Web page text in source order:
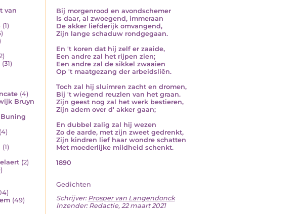
van
(1)
(31)
(4)
Bruyn
Buning
(4)
(1)
(2)
(49)
Bij morgenrood en avondschemer
Is daar, al zwoegend, immeraan
De akker liefderijk omvangend,
Zijn lange schaduw rondgegaan.
En 't koren dat hij zelf er zaaide,
Een andre zal het rijpen zien;
Een andre zal de sikkel zwaaien
Op 't maatgezang der arbeidsliên.
Toch zal hij sluímren zacht en dromen,
Bij 't wiegend reuzlen van het graan.
Zijn geest nog zal het werk bestieren,
Zijn adem over d' akker gaan;
En dubbel zalig zal hij wezen
Zo de aarde, met zijn zweet gedrenkt,
Zijn kindren lief haar wondre schatten
Met moederlijke mildheid schenkt.
1890
Gedichten
Schrijver: Prosper van Langendonck
Inzender: Redactie, 22 maart 2021